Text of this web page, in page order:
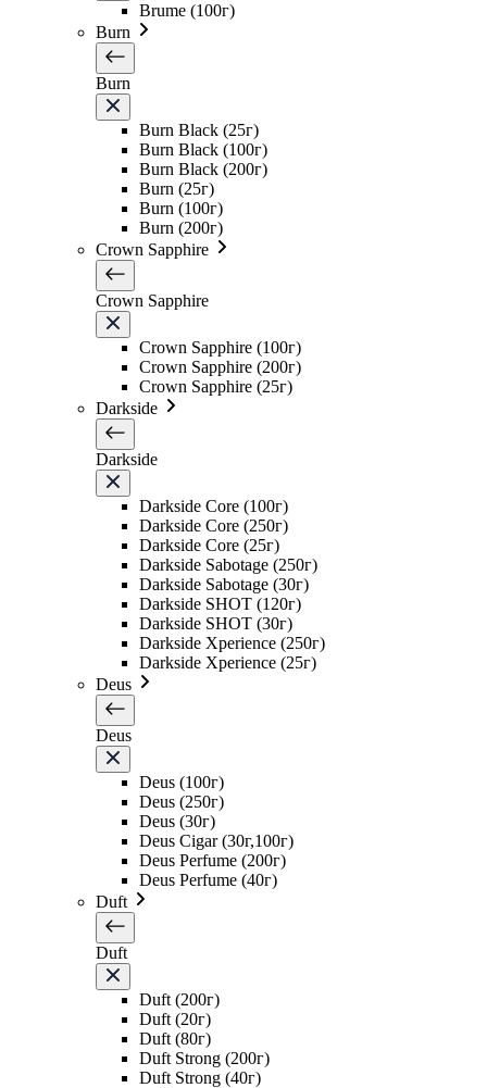
Brume (100г)
Burn
Burn
Burn Black (25г)
Burn Black (100г)
Burn Black (200г)
Burn (25г)
Burn (100г)
Burn (200г)
Crown Sapphire
Crown Sapphire
Crown Sapphire (100г)
Crown Sapphire (200г)
Crown Sapphire (25г)
Darkside
Darkside
Darkside Core (100г)
Darkside Core (250г)
Darkside Core (25г)
Darkside Sabotage (250г)
Darkside Sabotage (30г)
Darkside SHOT (120г)
Darkside SHOT (30г)
Darkside Xperience (250г)
Darkside Xperience (25г)
Deus
Deus
Deus (100г)
Deus (250г)
Deus (30г)
Deus Cigar (30г,100г)
Deus Perfume (200г)
Deus Perfume (40г)
Duft
Duft
Duft (200г)
Duft (20г)
Duft (80г)
Duft Strong (200г)
Duft Strong (40г)